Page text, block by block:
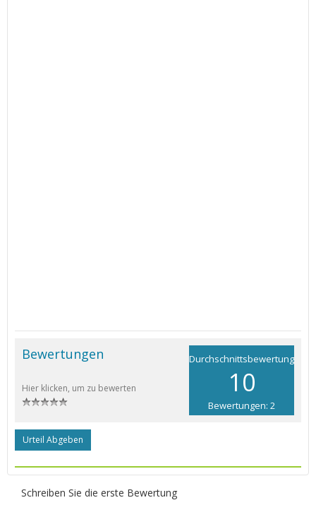
Durchschnittsbewertung
10
Bewertungen: 2
Bewertungen
Hier klicken, um zu bewerten
Urteil Abgeben
Schreiben Sie die erste Bewertung